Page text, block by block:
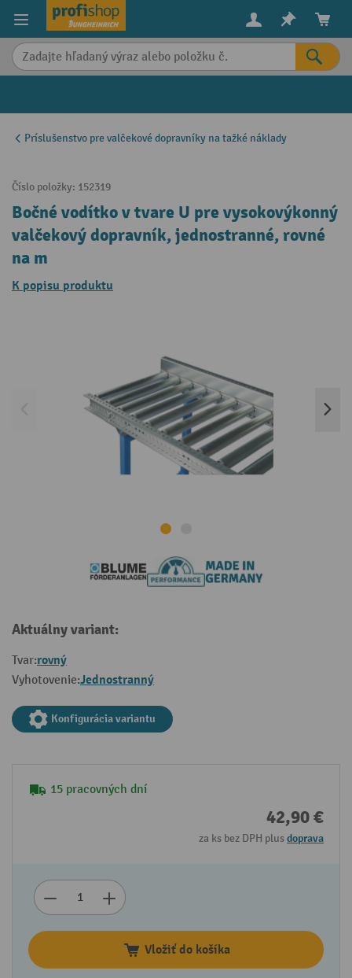
content
Príslušenstvo pre valčekové dopravníky na tažké náklady
Číslo položky: 152319
Bočné vodítko v tvare U pre vysokovýkonný
valčekový dopravník, jednostranné, rovné
na m
K popisu produktu
Aktuálny variant:
Tvar:rovný
Vyhotovenie:Jednostranný
Konfigurácia variantu
15 pracovných dní
42,90 €
za ks bez DPH plusdoprava
Vložiť do košíka